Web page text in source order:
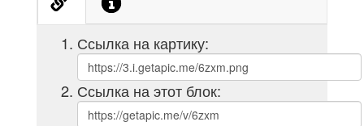
Ссылка на картику:
Ссылка на этот блок: